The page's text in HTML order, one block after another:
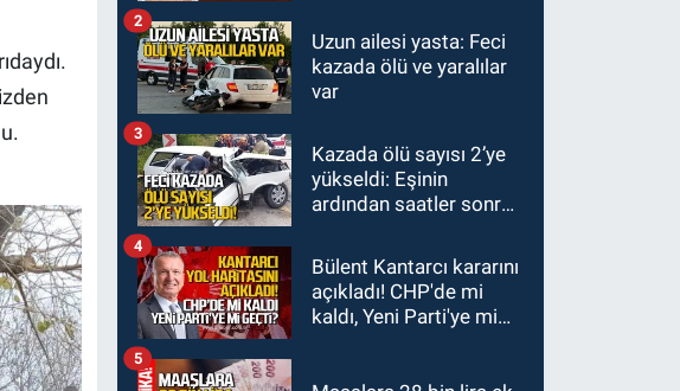
Hakan Yeşil ile ne
görüştü?
SPOR
17:45Kozlu
Belediyespor, Tezcan
kattı
Zonguldak
17:39Şampiyondan
GMİS'e teşekkür ziyareti
Uzun ailesi yasta: Feci
kazada ölü ve yaralılar
var
2
Kazada ölü sayısı 2’ye
yükseldi: Eşinin
ardından saatler sonra
kaybetti
3
Bülent Kantarcı kararını
açıkladı! CHP'de mi
kaldı, Yeni Parti'ye mi
4
5